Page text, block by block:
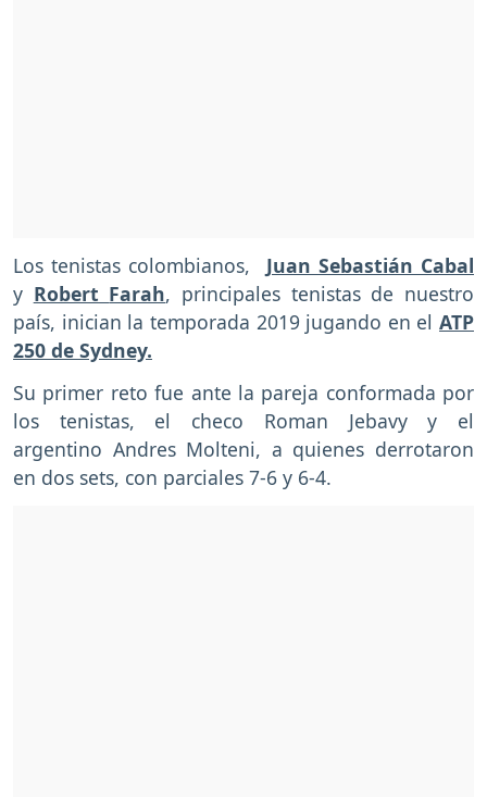
Los tenistas colombianos, Juan Sebastián Cabal
y Robert Farah, principales tenistas de nuestro
país, inician la temporada 2019 jugando en el ATP
250 de Sydney.
Su primer reto fue ante la pareja conformada por
los tenistas, el checo Roman Jebavy y el
argentino Andres Molteni, a quienes derrotaron
en dos sets, con parciales 7-6 y 6-4.